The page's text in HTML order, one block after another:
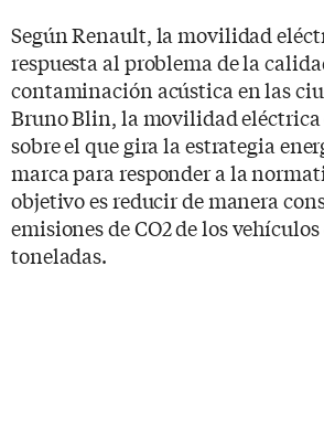
Según Renault, la movilidad
respuesta al problema de la
contaminación acústica en las
Bruno Blin, la movilidad eléctrica
sobre el que gira la estrategia
marca para responder a la
objetivo es reducir de manera
emisiones de CO2 de los vehículos
toneladas.